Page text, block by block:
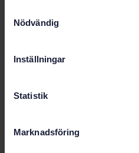
Nödvändig
Inställningar
Statistik
Marknadsföring
Framtagen av:
or quick-draining